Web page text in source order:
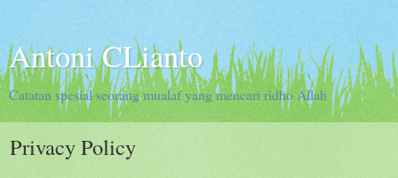
Antoni CLianto
Catatan spesial seorang mualaf yang mencari ridho Allah
Privacy Policy